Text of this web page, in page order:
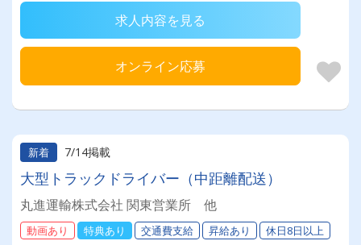
求人内容を見る
オンライン応募
新着 7/14掲載
大型トラックドライバー（中距離配送）
丸進運輸株式会社 関東営業所 他
動画あり 特典あり 交通費支給 昇給あり 休日8日以上